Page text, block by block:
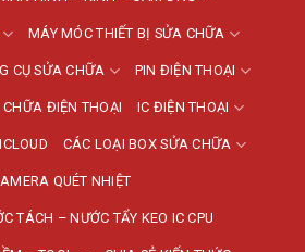
MÁY MÓC THIẾT BỊ SỬA CHỮA
CỤ SỬA CHỮA PIN ĐIỆN THOẠI
ĐIỆN THOẠI IC ĐIỆN THOẠI
CÁC LOẠI BOX SỬA CHỮA
QUÉT NHIỆT
TÁCH – NƯỚC TẨY KEO IC CPU